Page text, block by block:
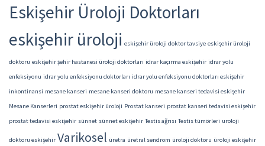
Eskişehir Üroloji Doktorları
eskişehir üroloji eskişehir üroloji doktor tavsiye eskişehir üroloji
doktoru eskişehir şehir hastanesi üroloji doktorları idrar kaçırma eskişehir idrar yolu
enfeksiyonu idrar yolu enfeksiyonu doktorları idrar yolu enfeksiyonu doktorları eskişehir
inkontinansi mesane kanseri mesane kanseri doktoru mesane kanseri tedavisi eskişehir
Mesane Kanserleri prostat eskişehir üroloji Prostat kanseri prostat kanseri tedavisi eskişehir
prostat tedavisi eskişehir sünnet sünnet eskişehir Testis ağrısı Testis tümörleri uroloji
doktoru eskişehir Varikosel üretra üretral sendrom üroloji doktoru üroloji eskişehir